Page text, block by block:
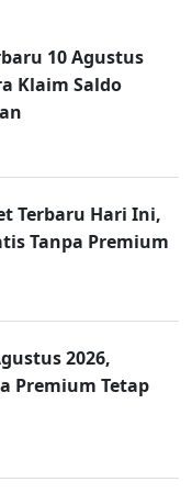
10 Agustus
Klaim Saldo
Terbaru Hari Ini,
Tanpa Premium
2026,
Premium Tetap